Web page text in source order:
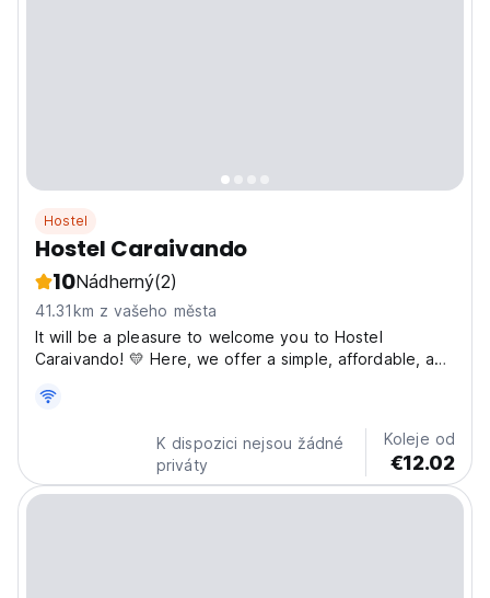
Hostel
Hostel Caraivando
10Nádherný(2)
41.31km z vašeho města
It will be a pleasure to welcome you to Hostel
Caraivando! 💛 Here, we offer a simple, affordable, and
Caraíva. We hope your stay is light, comfortable, and
full of great memories ✨ To ensure everyone’s well-
K dispozici nejsou žádné
priváty
Koleje od
€12.02